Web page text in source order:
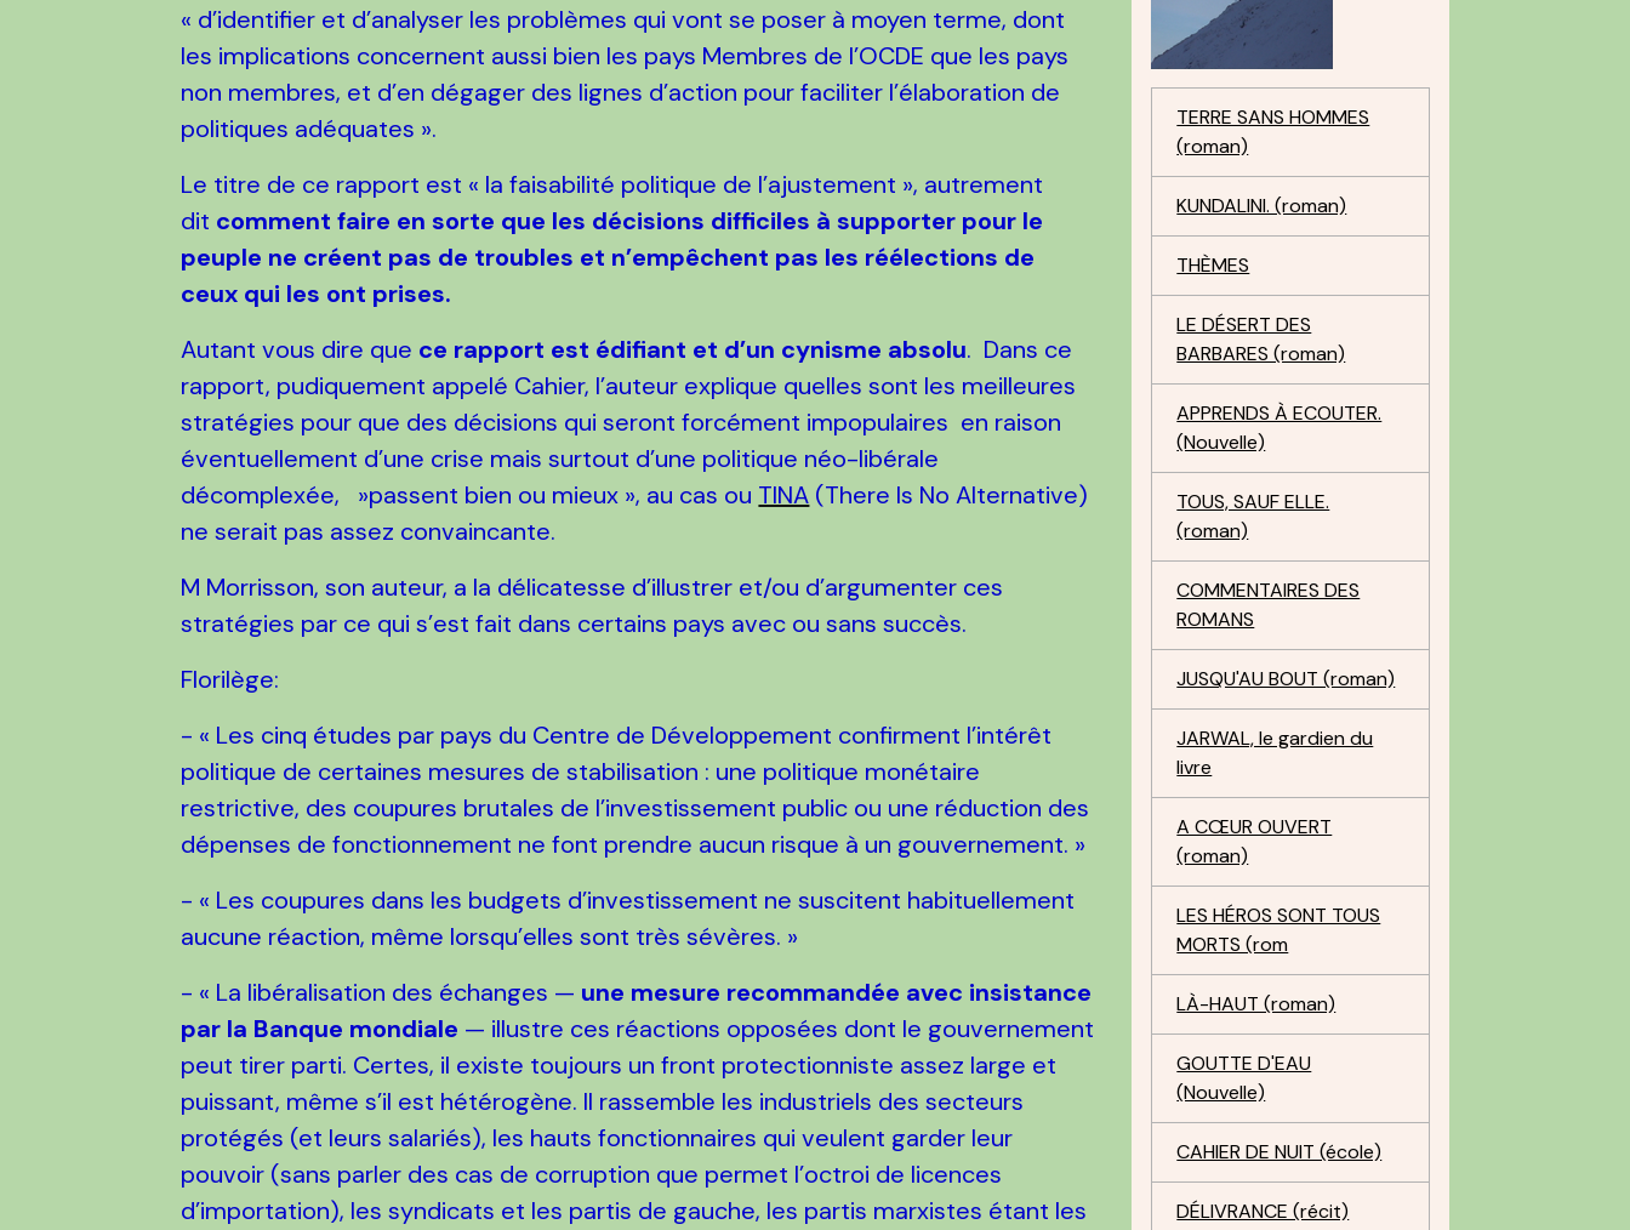
« d’identifier et d’analyser les problèmes qui vont se poser à moyen terme, dont
les implications concernent aussi bien les pays Membres de l’OCDE que les pays
non membres, et d’en dégager des lignes d’action pour faciliter l’élaboration de
politiques adéquates ».
Le titre de ce rapport est « la faisabilité politique de l’ajustement », autrement
dit comment faire en sorte que les décisions difficiles à supporter pour le
peuple ne créent pas de troubles et n’empêchent pas les réélections de
ceux qui les ont prises.
Autant vous dire que ce rapport est édifiant et d’un cynisme absolu. Dans ce
rapport, pudiquement appelé Cahier, l’auteur explique quelles sont les meilleures
stratégies pour que des décisions qui seront forcément impopulaires en raison
éventuellement d’une crise mais surtout d’une politique néo-libérale
décomplexée, »passent bien ou mieux », au cas ou TINA (There Is No Alternative)
ne serait pas assez convaincante.
M Morrisson, son auteur, a la délicatesse d’illustrer et/ou d’argumenter ces
stratégies par ce qui s’est fait dans certains pays avec ou sans succès.
Florilège:
- « Les cinq études par pays du Centre de Développement confirment l’intérêt
politique de certaines mesures de stabilisation : une politique monétaire
restrictive, des coupures brutales de l’investissement public ou une réduction des
dépenses de fonctionnement ne font prendre aucun risque à un gouvernement. »
- « Les coupures dans les budgets d’investissement ne suscitent habituellement
aucune réaction, même lorsqu’elles sont très sévères. »
- « La libéralisation des échanges — une mesure recommandée avec insistance
par la Banque mondiale — illustre ces réactions opposées dont le gouvernement
peut tirer parti. Certes, il existe toujours un front protectionniste assez large et
puissant, même s’il est hétérogène. Il rassemble les industriels des secteurs
protégés (et leurs salariés), les hauts fonctionnaires qui veulent garder leur
pouvoir (sans parler des cas de corruption que permet l’octroi de licences
d’importation), les syndicats et les partis de gauche, les partis marxistes étant les
TERRE SANS HOMMES
(roman)
KUNDALINI. (roman)
THÈMES
LE DÉSERT DES
BARBARES (roman)
APPRENDS À ECOUTER.
(Nouvelle)
TOUS, SAUF ELLE.
(roman)
COMMENTAIRES DES
ROMANS
JUSQU'AU BOUT (roman)
JARWAL, le gardien du
livre
A CŒUR OUVERT
(roman)
LES HÉROS SONT TOUS
MORTS (rom
LÀ-HAUT (roman)
GOUTTE D'EAU
(Nouvelle)
CAHIER DE NUIT (école)
DÉLIVRANCE (récit)